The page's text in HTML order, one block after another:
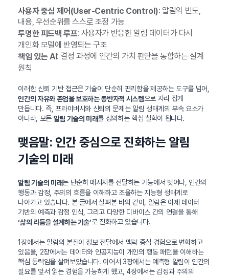
사용자 중심 제어(User-Centric Control): 알림의 빈도,
내용, 우선순위를 스스로 조정 가능
투명한 피드백 루프: 사용자가 반응한 알림 데이터가 다시
개인화 모델에 반영되는 구조
책임 있는 AI: 결정 과정에 인간의 가치 판단을 통합하는 설계
원칙
이러한 신뢰 기반 접근은 기술이 단순히 편리함을 제공하는 도구를 넘어,
인간의 자유와 존엄을 보호하는 동반자적 시스템으로 자리 잡게
만듭니다. 즉, 프라이버시와 신뢰의 문제는 알림 생태계의 부속 요소가
아니라, 모든 알림 기술의 미래를 정의하는 핵심 철학이 됩니다.
맺음말: 인간 중심으로 진화하는 알림
기술의 미래
알림 기술의 미래는 단순히 메시지를 전달하는 기능에서 벗어나, 인간의
행동과 감정, 주의의 흐름을 이해하고 조율하는 지능형 생태계로
나아가고 있습니다. 본 글에서 살펴본 바와 같이, 알림은 이제 데이터
기반의 예측과 감정 인식, 그리고 다양한 디바이스 간의 연결을 통해
‘삶의 리듬을 설계하는 기술’로 진화하고 있습니다.
1장에서는 알림의 본질이 정보 전달에서 맥락 중심 경험으로 변화하고
있음을, 2장에서는 데이터와 인공지능이 개인의 행동 패턴을 이해하는
핵심 동력임을 살펴보았습니다. 이어서 3장에서는 예측형 알림이 인간의
필요를 앞서 읽는 경험을 가능하게 했고, 4장에서는 감정과 주의의